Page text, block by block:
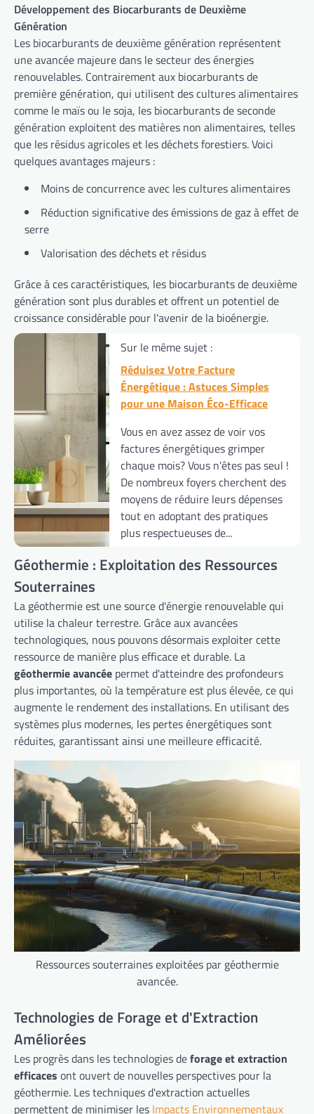
Développement des Biocarburants de Deuxième
Génération
Les biocarburants de deuxième génération représentent
une avancée majeure dans le secteur des énergies
renouvelables. Contrairement aux biocarburants de
première génération, qui utilisent des cultures alimentaires
comme le maïs ou le soja, les biocarburants de seconde
génération exploitent des matières non alimentaires, telles
que les résidus agricoles et les déchets forestiers. Voici
quelques avantages majeurs :
Moins de concurrence avec les cultures alimentaires
Réduction significative des émissions de gaz à effet de
serre
Valorisation des déchets et résidus
Grâce à ces caractéristiques, les biocarburants de deuxième
génération sont plus durables et offrent un potentiel de
croissance considérable pour l'avenir de la bioénergie.
Sur le même sujet :
Réduisez Votre Facture
Énergétique : Astuces Simples
pour une Maison Éco-Efficace
Vous en avez assez de voir vos
factures énergétiques grimper
chaque mois? Vous n'êtes pas seul !
De nombreux foyers cherchent des
moyens de réduire leurs dépenses
tout en adoptant des pratiques
plus respectueuses de...
Géothermie : Exploitation des Ressources
Souterraines
La géothermie est une source d'énergie renouvelable qui
utilise la chaleur terrestre. Grâce aux avancées
technologiques, nous pouvons désormais exploiter cette
ressource de manière plus efficace et durable. La
géothermie avancée permet d'atteindre des profondeurs
plus importantes, où la température est plus élevée, ce qui
augmente le rendement des installations. En utilisant des
systèmes plus modernes, les pertes énergétiques sont
réduites, garantissant ainsi une meilleure efficacité.
Ressources souterraines exploitées par géothermie
avancée.
Technologies de Forage et d'Extraction
Améliorées
Les progrès dans les technologies deforage et extraction
efficaces ont ouvert de nouvelles perspectives pour la
géothermie. Les techniques d'extraction actuelles
permettent de minimiser les Impacts Environnementaux